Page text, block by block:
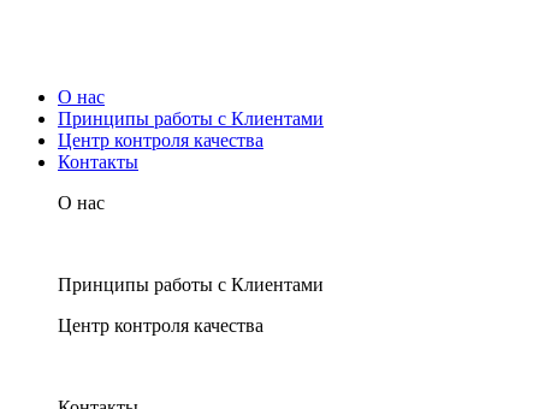
О нас
Принципы работы с Клиентами
Центр контроля качества
Контакты
О нас
Принципы работы с Клиентами
Центр контроля качества